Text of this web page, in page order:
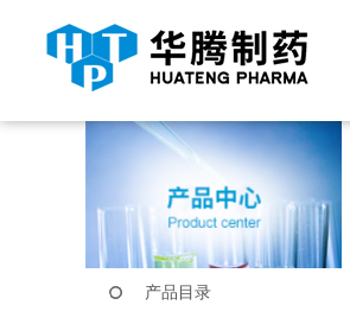
当前位置： 首页 产品中心
产品目录